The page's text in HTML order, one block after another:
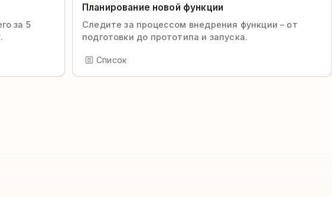
за 5
Планирование новой функции
Следите за процессом внедрения функции – от
подготовки до прототипа и запуска.
Список